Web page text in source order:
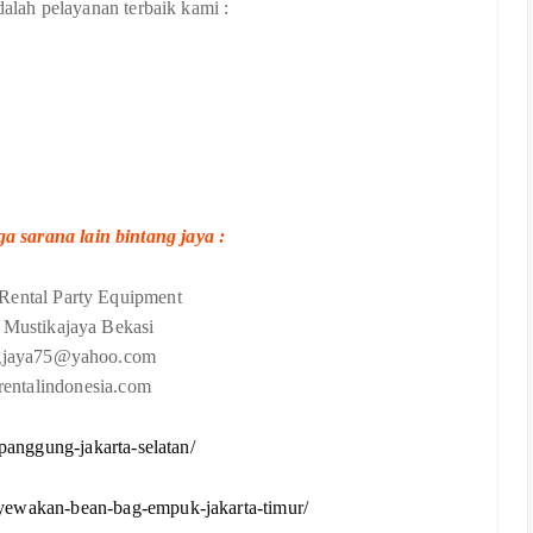
pelayanan terbaik kami :
sarana lain bintang jaya :
Party Equipment
Bekasi
jakarta-selatan/
bean-bag-empuk-jakarta-timur/